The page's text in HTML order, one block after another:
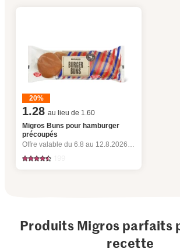
20%
1.28 au lieu de 1.60
Migros Buns pour hamburger
précoupés
Offre valable du 6.8 au 12.8.2026, jusqu’à épuisement du stock.
Produits Migros parfaits
recette